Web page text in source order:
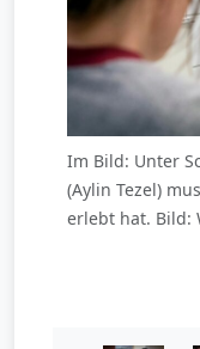
Im Bild: Unter
(Aylin Tezel)
erlebt hat. Bild: